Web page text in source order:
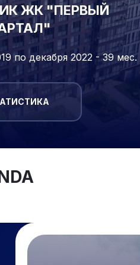
ЖК "ПЕРВЫЙ
по декабря 2022 - 39 мес.